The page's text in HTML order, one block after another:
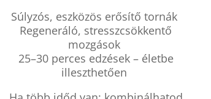
Súlyzós, eszközös erősítő tornák
Regeneráló, stresszcsökkentő
mozgások
25–30 perces edzések – életbe
illeszthetően